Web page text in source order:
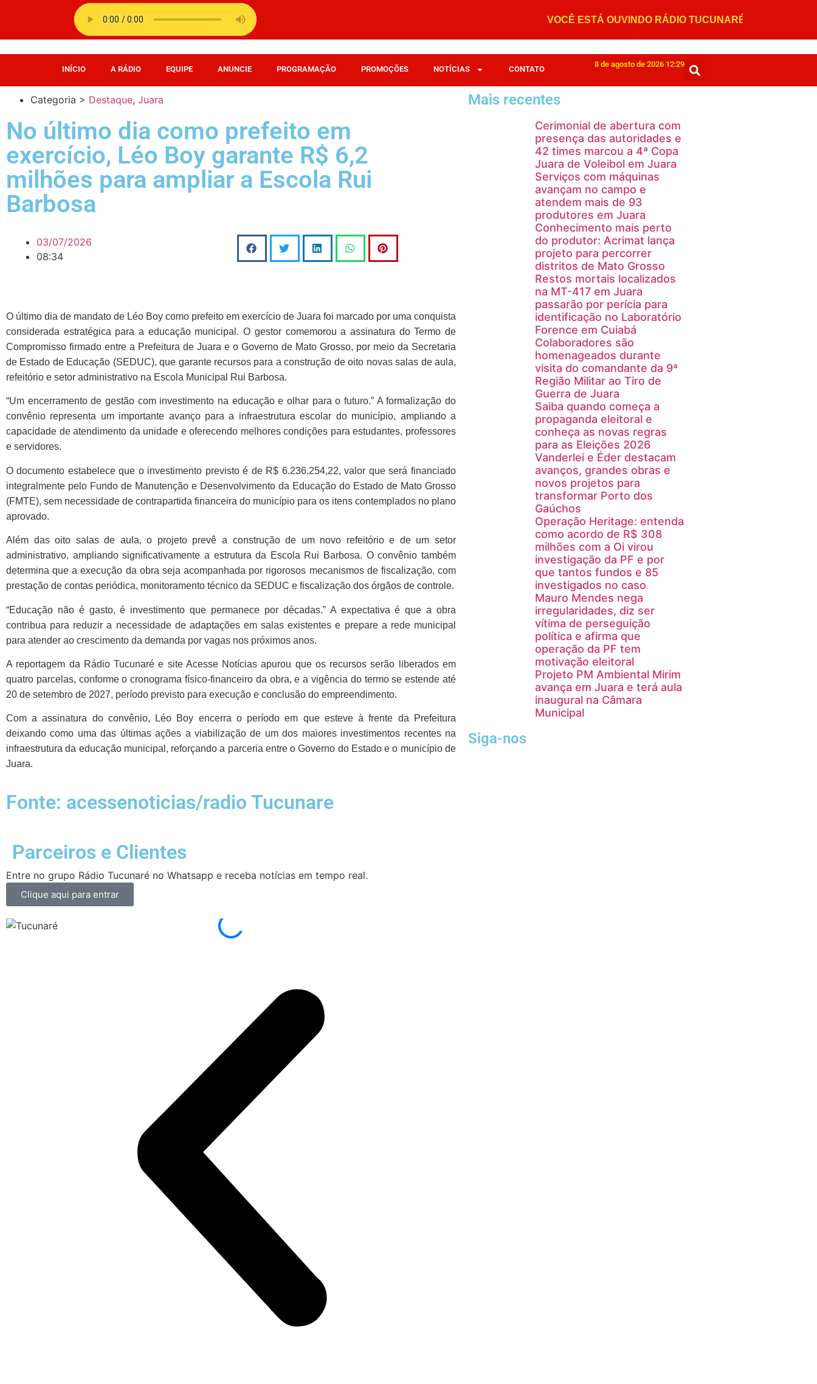
INÍCIO A RÁDIO EQUIPE ANUNCIE PROGRAMAÇÃO PROMOÇÕES NOTÍCIAS CONTATO
8 de agosto de 2026 12:29
Categoria > Destaque, Juara
No último dia como prefeito em
exercício, Léo Boy garante R$ 6,2
milhões para ampliar a Escola Rui
Barbosa
03/07/2026
08:34
O último dia de mandato de Léo Boy como prefeito em exercício de Juara foi marcado por uma conquista
considerada estratégica para a educação municipal. O gestor comemorou a assinatura do Termo de
Compromisso firmado entre a Prefeitura de Juara e o Governo de Mato Grosso, por meio da Secretaria
de Estado de Educação (SEDUC), que garante recursos para a construção de oito novas salas de aula,
refeitório e setor administrativo na Escola Municipal Rui Barbosa.
“Um encerramento de gestão com investimento na educação e olhar para o futuro.” A formalização do
convênio representa um importante avanço para a infraestrutura escolar do município, ampliando a
capacidade de atendimento da unidade e oferecendo melhores condições para estudantes, professores
e servidores.
O documento estabelece que o investimento previsto é de R$ 6.236.254,22, valor que será financiado
integralmente pelo Fundo de Manutenção e Desenvolvimento da Educação do Estado de Mato Grosso
(FMTE), sem necessidade de contrapartida financeira do município para os itens contemplados no plano
aprovado.
Além das oito salas de aula, o projeto prevê a construção de um novo refeitório e de um setor
administrativo, ampliando significativamente a estrutura da Escola Rui Barbosa. O convênio também
determina que a execução da obra seja acompanhada por rigorosos mecanismos de fiscalização, com
prestação de contas periódica, monitoramento técnico da SEDUC e fiscalização dos órgãos de controle.
“Educação não é gasto, é investimento que permanece por décadas.” A expectativa é que a obra
contribua para reduzir a necessidade de adaptações em salas existentes e prepare a rede municipal
para atender ao crescimento da demanda por vagas nos próximos anos.
A reportagem da Rádio Tucunaré e site Acesse Notícias apurou que os recursos serão liberados em
quatro parcelas, conforme o cronograma físico-financeiro da obra, e a vigência do termo se estende até
20 de setembro de 2027, período previsto para execução e conclusão do empreendimento.
Com a assinatura do convênio, Léo Boy encerra o período em que esteve à frente da Prefeitura
deixando como uma das últimas ações a viabilização de um dos maiores investimentos recentes na
infraestrutura da educação municipal, reforçando a parceria entre o Governo do Estado e o município de
Juara.
Fonte: acessenoticias/radio Tucunare
Parceiros e Clientes
Entre no grupo Rádio Tucunaré no Whatsapp e receba notícias em tempo real.
Clique aqui para entrar
Mais recentes
Cerimonial de abertura com
presença das autoridades e
42 times marcou a 4ª Copa
Juara de Voleibol em Juara
Serviços com máquinas
avançam no campo e
atendem mais de 93
produtores em Juara
Conhecimento mais perto
do produtor: Acrimat lança
projeto para percorrer
distritos de Mato Grosso
Restos mortais localizados
na MT-417 em Juara
passarão por perícia para
identificação no Laboratório
Forence em Cuiabá
Colaboradores são
homenageados durante
visita do comandante da 9ª
Região Militar ao Tiro de
Guerra de Juara
Saiba quando começa a
propaganda eleitoral e
conheça as novas regras
para as Eleições 2026
Vanderlei e Éder destacam
avanços, grandes obras e
novos projetos para
transformar Porto dos
Gaúchos
Operação Heritage: entenda
como acordo de R$ 308
milhões com a Oi virou
investigação da PF e por
que tantos fundos e 85
investigados no caso
Mauro Mendes nega
irregularidades, diz ser
vítima de perseguição
política e afirma que
operação da PF tem
motivação eleitoral
Projeto PM Ambiental Mirim
avança em Juara e terá aula
inaugural na Câmara
Municipal
Siga-nos